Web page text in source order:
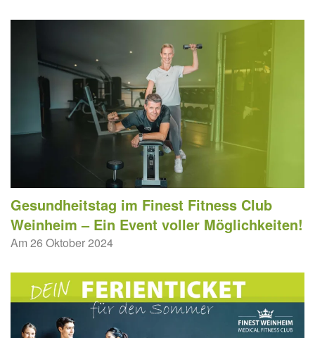
Gesundheitstag im Finest Fitness Club
Weinheim – Ein Event voller Möglichkeiten!
Am 26 Oktober 2024